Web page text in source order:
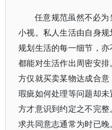
任意规范虽然不必
小视。私人生活由自身
规划生活的每一细节，
都能对生活作出周密安
方仅就买卖某物达成合
瑕疵如何处理等问题却未
方才意识到约定之不完
求共同意志通常为时已